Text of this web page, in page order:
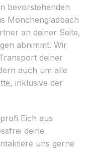
bevorstehenden
Mönchengladbach
an deiner Seite,
abnimmt. Wir
deiner
auch um alle
inklusive der
Eich aus
deine
uns gerne